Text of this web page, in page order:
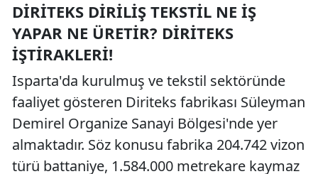
DIRITEKS DIRILIŞ TEKSTIL NE İŞ
YAPAR NE ÜRETIR? DIRITEKS
İŞTIRAKLERI!
Isparta'da kurulmuş ve tekstil sektöründe
faaliyet gösteren Diriteks fabrikası Süleyman
Demirel Organize Sanayi Bölgesi'nde yer
almaktadır. Söz konusu fabrika 204.742 vizon
türü battaniye, 1.584.000 metrekare kaymaz